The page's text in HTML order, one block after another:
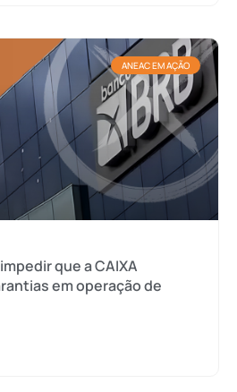
ANEAC EM AÇÃO
que a CAIXA
em operação de